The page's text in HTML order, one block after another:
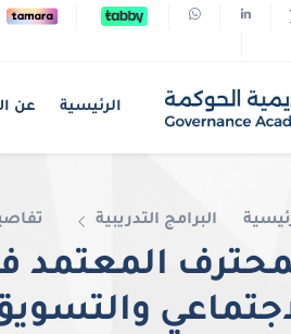
الرئيسية عن
البرامج التدريبية
المعتمد